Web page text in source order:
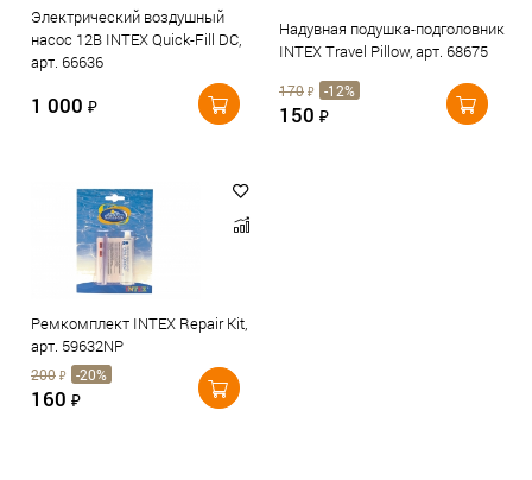
Электрический воздушный
насос 12В INTEX Quick-Fill DC,
арт. 66636
1 000 ₽
Надувная подушка-подголовник
INTEX Travel Pillow, арт. 68675
170 ₽ -12%
150 ₽
Ремкомплект INTEX Repair Kit,
арт. 59632NP
200 ₽ -20%
160 ₽